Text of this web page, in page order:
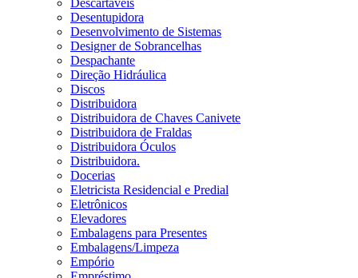
Descartáveis
Desentupidora
Desenvolvimento de Sistemas
Designer de Sobrancelhas
Despachante
Direção Hidráulica
Discos
Distribuidora
Distribuidora de Chaves Canivete
Distribuidora de Fraldas
Distribuidora Óculos
Distribuidora.
Docerias
Eletricista Residencial e Predial
Eletrônicos
Elevadores
Embalagens para Presentes
Embalagens/Limpeza
Empório